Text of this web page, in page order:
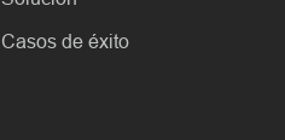
Casos de éxito